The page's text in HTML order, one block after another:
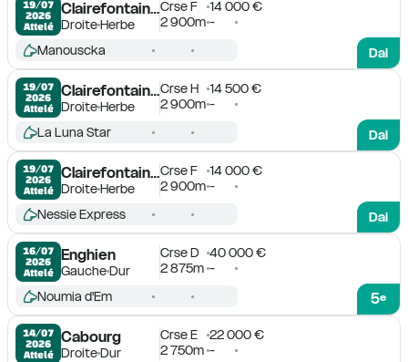
19/07
2026
Attelé
Clairefontaine-Deauville
DroiteHerbe
Crse F
14 000 €
2 900m -
Dai
Manouscka
19/07
2026
Attelé
Clairefontaine-Deauville
DroiteHerbe
Crse H
14 500 €
2 900m -
Dai
La Luna Star
19/07
2026
Attelé
Clairefontaine-Deauville
DroiteHerbe
Crse F
14 000 €
2 900m -
Dai
Nessie Express
16/07
2026
Attelé
Enghien
GaucheDur
Crse D
40 000 €
2 875m -
5e
Noumia d'Em
14/07
2026
Attelé
Cabourg
DroiteDur
Crse E
22 000 €
2 750m -